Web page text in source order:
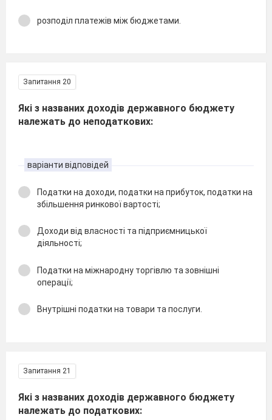
розподіл платежів між бюджетами.
Запитання 20
Які з названих доходів державного бюджету
належать до неподаткових:
варіанти відповідей
Податки на доходи, податки на прибуток, податки на
збільшення ринкової вартості;
Доходи від власності та підприємницької
діяльності;
Податки на міжнародну торгівлю та зовнішні
операції;
Внутрішні податки на товари та послуги.
Запитання 21
Які з названих доходів державного бюджету
належать до податкових: